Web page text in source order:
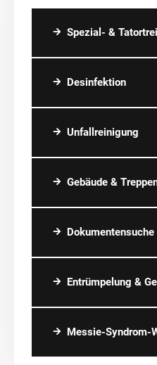
Spezial- &
Desinfektion
Unfallreinigung
Gebäude &
Entrümpelung &
Messie-Syndrom-